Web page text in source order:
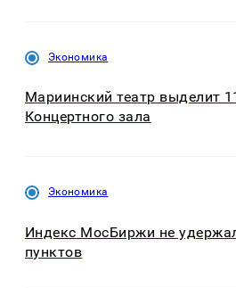
Экономика
Мариинский театр выделит
Концертного зала
Экономика
Индекс МосБиржи не
пунктов